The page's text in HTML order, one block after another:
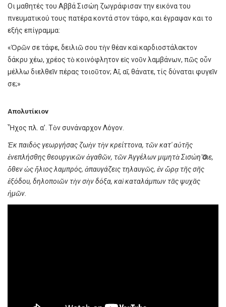
Οι μαθητές του Αββά Σισώη ζωγράφισαν την εικόνα του
πνευματικού τους πατέρα κοντά στον τάφο, και έγραψαν και το
εξής επίγραμμα:
«Ὁρῶν σε τάφε, δειλιῶ σου τὴν θέαν καὶ καρδιοστάλακτον
δάκρυ χέω, χρέος τὸ κοινόφλητον εἰς νοῦν λαμβάνων, πῶς οὖν
μέλλω διελθεῖν πέρας τοιοῦτον; Αἴ, αἴ, θάνατε, τίς δύναται φυγεῖν
σε;»
Απολυτίκιον
Ἦχος πλ. α’. Τὸν συνάναρχον Λόγον.
Ἐκ παιδὸς γεωργήσας ζωὴν τὴν κρείττονα, τῶν κατ' αὐτῆς
ἐνεπλήσθης θεουργικῶν ἀγαθῶν, τῶν Ἀγγέλων μιμητὰ Σισώη Ὅσιε,
ὅθεν ὡς ἥλιος λαμπρός, ἀπαυγάζεις τηλαυγῶς, ἐν ὥρᾳ τῆς σῆς
ἐξόδου, δηλοποιῶν τὴν σὴν δόξα, καὶ καταλάμπων τᾶς ψυχᾶς
ἠμῶν.